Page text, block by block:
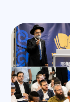
היומיומית של